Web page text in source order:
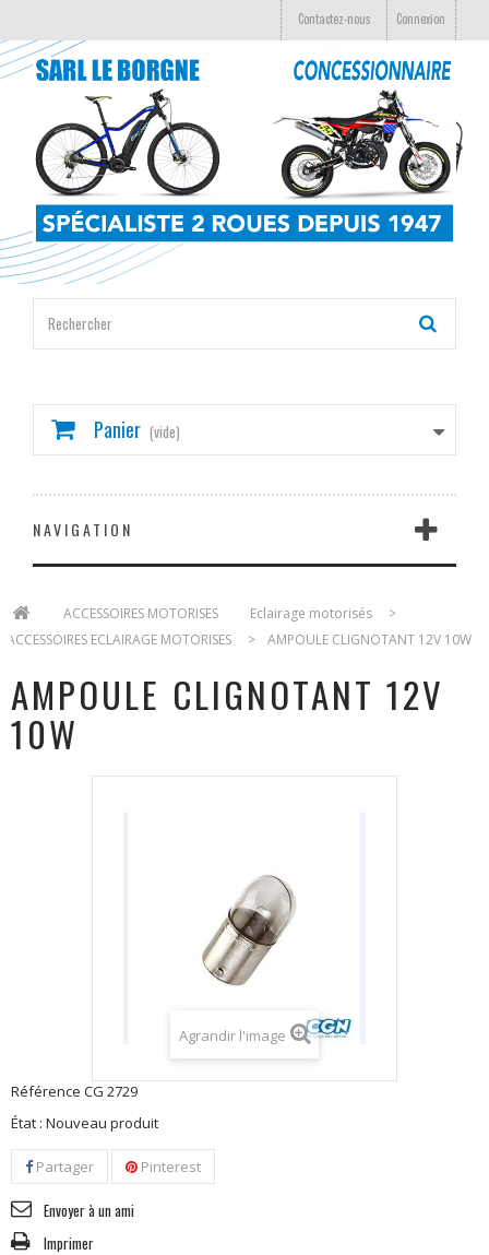
Connexion
Contactez-nous
Panier (vide)
NAVIGATION
ACCESSOIRES MOTORISES Eclairage motorisés
>
ACCESSOIRES ECLAIRAGE MOTORISES
> AMPOULE CLIGNOTANT 12V 10W
AMPOULE CLIGNOTANT 12V
10W
Agrandir l'image
Référence CG 2729
État : Nouveau produit
Partager Pinterest
Envoyer à un ami
Imprimer